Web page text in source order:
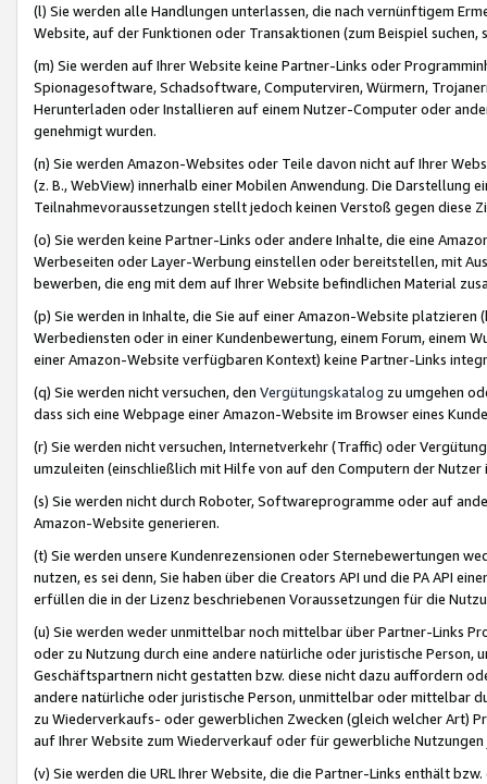
(l) Sie werden alle Handlungen unterlassen, die nach vernünftigem
Website, auf der Funktionen oder Transaktionen (zum Beispiel
(m) Sie werden auf Ihrer Website keine Partner-Links oder
Spionagesoftware, Schadsoftware, Computerviren, Würmern,
Herunterladen oder Installieren auf einem Nutzer-Computer oder
genehmigt wurden.
(n) Sie werden Amazon-Websites oder Teile davon nicht auf Ihrer
(z. B., WebView) innerhalb einer Mobilen Anwendung. Die Darstellung
Teilnahmevoraussetzungen stellt jedoch keinen Verstoß gegen diese
(o) Sie werden keine Partner-Links oder andere Inhalte, die eine
Werbeseiten oder Layer-Werbung einstellen oder bereitstellen, mit
bewerben, die eng mit dem auf Ihrer Website befindlichen Material
(p) Sie werden in Inhalte, die Sie auf einer Amazon-Website
Werbediensten oder in einer Kundenbewertung, einem Forum, einem
einer Amazon-Website verfügbaren Kontext) keine Partner-Links
(q) Sie werden nicht versuchen, den Vergütungskatalog zu umgehen
dass sich eine Webpage einer Amazon-Website im Browser eines
(r) Sie werden nicht versuchen, Internetverkehr (Traffic) oder
umzuleiten (einschließlich mit Hilfe von auf den Computern der
(s) Sie werden nicht durch Roboter, Softwareprogramme oder auf
Amazon-Website generieren.
(t) Sie werden unsere Kundenrezensionen oder Sternebewertungen
nutzen, es sei denn, Sie haben über die Creators API und die PA API
erfüllen die in der Lizenz beschriebenen Voraussetzungen für die
(u) Sie werden weder unmittelbar noch mittelbar über Partner-Links
oder zu Nutzung durch eine andere natürliche oder juristische
Geschäftspartnern nicht gestatten bzw. diese nicht dazu auffordern
andere natürliche oder juristische Person, unmittelbar oder mittelbar
zu Wiederverkaufs- oder gewerblichen Zwecken (gleich welcher Art)
auf Ihrer Website zum Wiederverkauf oder für gewerbliche
(v) Sie werden die URL Ihrer Website, die die Partner-Links enthält